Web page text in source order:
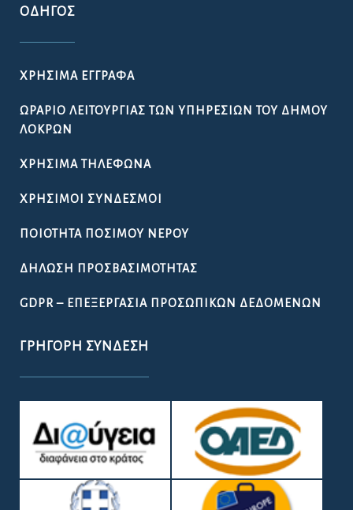
ΟΔΗΓΌΣ
ΧΡΉΣΙΜΑ ΈΓΓΡΑΦΑ
ΩΡΆΡΙΟ ΛΕΙΤΟΥΡΓΊΑΣ ΤΩΝ ΥΠΗΡΕΣΙΏΝ ΤΟΥ ΔΉΜΟΥ
ΛΟΚΡΏΝ
ΧΡΉΣΙΜΑ ΤΗΛΈΦΩΝΑ
ΧΡΉΣΙΜΟΙ ΣΎΝΔΕΣΜΟΙ
ΠΟΙΌΤΗΤΑ ΠΌΣΙΜΟΥ ΝΕΡΟΎ
ΔΉΛΩΣΗ ΠΡΟΣΒΑΣΙΜΌΤΗΤΑΣ
GDPR – ΕΠΕΞΕΡΓΑΣΙΑ ΠΡΟΣΩΠΙΚΩΝ ΔΕΔΟΜΕΝΩΝ
ΓΡΉΓΟΡΗ ΣΎΝΔΕΣΗ